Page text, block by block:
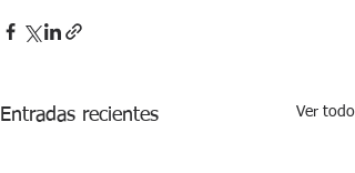
Entradas recientes Ver todo